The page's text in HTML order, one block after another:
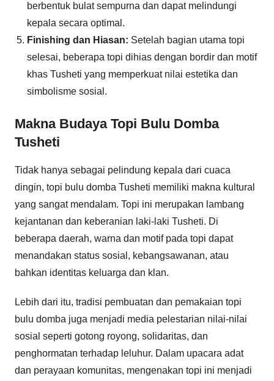
berbentuk bulat sempurna dan dapat melindungi
kepala secara optimal.
Finishing dan Hiasan: Setelah bagian utama topi
selesai, beberapa topi dihias dengan bordir dan motif
khas Tusheti yang memperkuat nilai estetika dan
simbolisme sosial.
Makna Budaya Topi Bulu Domba
Tusheti
Tidak hanya sebagai pelindung kepala dari cuaca
dingin, topi bulu domba Tusheti memiliki makna kultural
yang sangat mendalam. Topi ini merupakan lambang
kejantanan dan keberanian laki-laki Tusheti. Di
beberapa daerah, warna dan motif pada topi dapat
menandakan status sosial, kebangsawanan, atau
bahkan identitas keluarga dan klan.
Lebih dari itu, tradisi pembuatan dan pemakaian topi
bulu domba juga menjadi media pelestarian nilai-nilai
sosial seperti gotong royong, solidaritas, dan
penghormatan terhadap leluhur. Dalam upacara adat
dan perayaan komunitas, mengenakan topi ini menjadi